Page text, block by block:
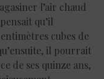
l’air chaud
qu’il
cubes de
il pourrait
de ses quinze ans,